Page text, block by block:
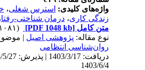
واژه‌های کلیدی:استرس شغلی،
زندگی کاری،درمان شناختی-
متن کامل[PDF 1048 kb]
نوع مقاله:پژوهشی اصيل| موضوع
روان‌شناسی انتظامی
1403/6/4